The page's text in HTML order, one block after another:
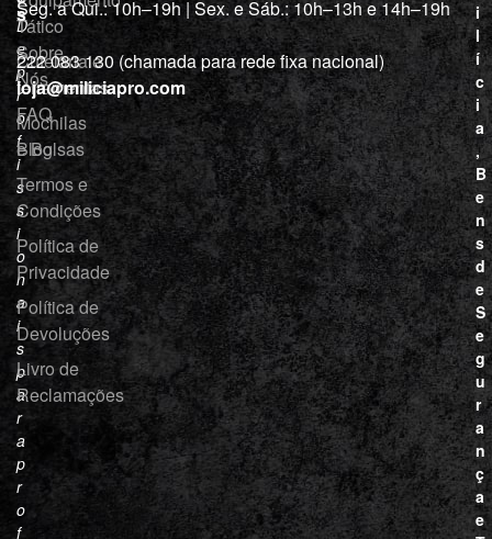
D
e
p
r
o
f
i
s
s
i
o
n
a
i
s
p
a
r
a
p
r
o
f
Tático
Cutelaria e
ferramentas
Mochilas
e Bolsas
s
Sobre
Nós
FAQ
Blog
Termos e
Condições
Política de
Privacidade
Política de
Devoluções
Livro de
Reclamações
Seg. a Qui.: 10h–19h | Sex. e Sáb.: 10h–13h e 14h–19h
222 083 130 (chamada para rede fixa nacional)
loja@miliciapro.com
i
l
í
c
i
a
,
B
e
n
s
d
e
S
e
g
u
r
a
n
ç
a
e